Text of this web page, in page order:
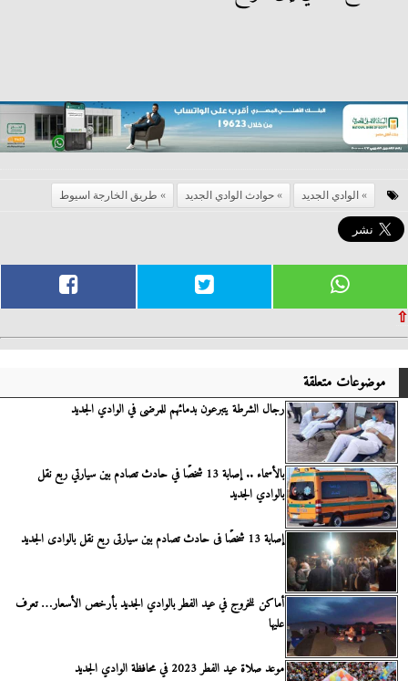
الوادي الجديد حوادث الوادي الجديد طريق الخارجة اسيوط
⇧
موضوعات متعلقة
رجال الشرطة يتبرعون بدمائهم للمرضى في الوادي الجديد
بالأسماء .. إصابة 13 شخصًا في حادث تصادم بين سيارتي ربع نقل
بالوادي الجديد
إصابة 13 شخصًا فى حادث تصادم بين سيارتى ربع نقل بالوادى الجديد
أماكن للخروج في عيد الفطر بالوادي الجديد بأرخص الأسعار… تعرف
عليها
موعد صلاة عيد الفطر 2023 في محافظة الوادي الجديد